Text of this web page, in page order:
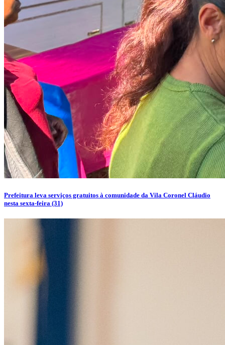
Prefeitura leva serviços gratuitos à comunidade da Vila Coronel Cláudio
nesta sexta-feira (31)